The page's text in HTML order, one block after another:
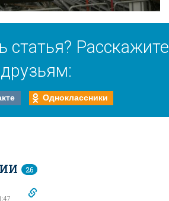
статья? Расскажите
друзьям:
Одноклассники
26